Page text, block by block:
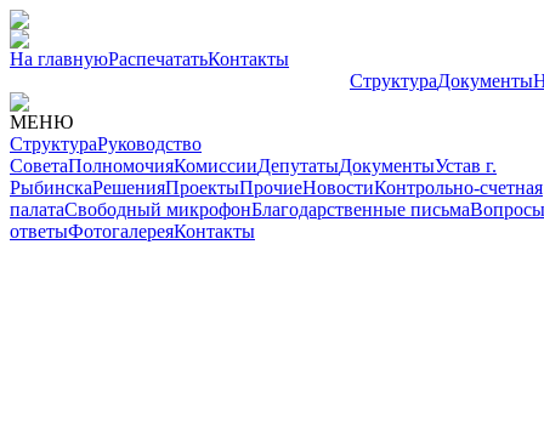
На главнуюРаспечататьКонтакты
СтруктураДокументы
МЕНЮ
СтруктураРуководство
СоветаПолномочияКомиссииДепутатыДокументыУстав г.
РыбинскаРешенияПроектыПрочиеНовостиКонтрольно-счетная
палатаСвободный микрофонБлагодарственные письма
ответыФотогалереяКонтакты